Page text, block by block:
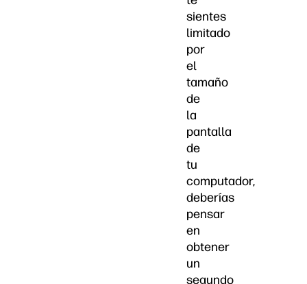
sientes
limitado
por
el
tamaño
de
la
pantalla
de
tu
computador,
deberías
pensar
en
obtener
un
segundo